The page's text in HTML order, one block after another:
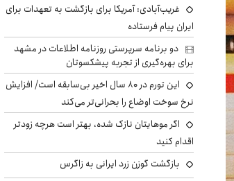
غریب‌آبادی: آمریکا برای بازگشت به تعهدات برای
ایران پیام فرستاده
دو برنامه سرپرستی روزنامه اطلاعات در مشهد
برای بهره‌گیری از تجربه پیشکسوتان
این تورم در ۸۰ سال اخیر بی‌سابقه است/ افزایش
نرخ سوخت اوضاع را بحرانی‌تر می‌کند
اگر موهایتان نازک شده، بهتر است هرچه زودتر
اقدام کنید
بازگشت گوزن زرد ایرانی به زاگرس